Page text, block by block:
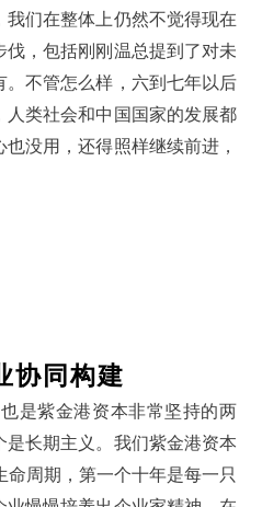
们在整体上仍然不觉得现在
，包括刚刚温总提到了对未
不管怎么样，六到七年以后
类社会和中国国家的发展都
没用，还得照样继续前进，
协同构建
是紫金港资本非常坚持的两
长期主义。我们紫金港资本
周期，第一个十年是每一只